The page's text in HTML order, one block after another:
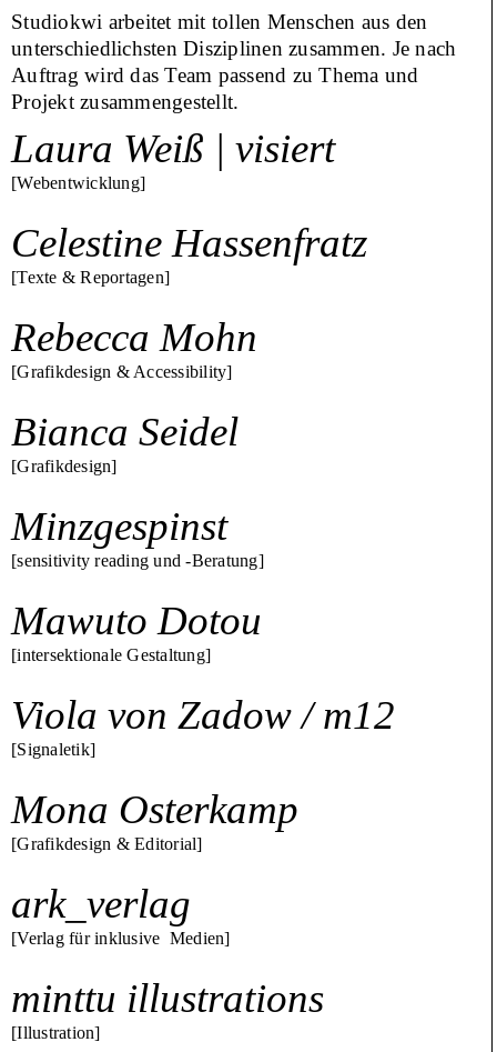
Studiokwi arbeitet mit tollen Menschen aus den
unterschiedlichsten Disziplinen zusammen. Je nach
Auftrag wird das Team passend zu Thema und
Projekt zusammengestellt.
Laura Weiß | visiert
[Webentwicklung]
Celestine Hassenfratz
[Texte & Reportagen]
Rebecca Mohn
[Grafikdesign & Accessibility]
Bianca Seidel
[Grafikdesign]
Minzgespinst
[sensitivity reading und -Beratung]
Mawuto Dotou
[intersektionale Gestaltung]
Viola von Zadow / m12
[Signaletik]
Mona Osterkamp
[Grafikdesign & Editorial]
ark_verlag
[Verlag für inklusive Medien]
minttu illustrations
[Illustration]